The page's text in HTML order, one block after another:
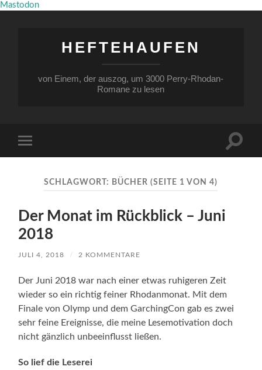
Mastodon
HEFTEHAUFEN
von Einem, der auszog, um 3000 Perry-Rhodan-
Romane zu lesen
Menü
SCHLAGWORT: BÜCHER (SEITE 1 VON 4)
Der Monat im Rückblick – Juni
2018
JULI 4, 2018 / 2 KOMMENTARE
Der Juni 2018 war nach einer etwas ruhigeren Zeit
wieder so ein richtig feiner Rhodanmonat. Mit dem
Finale von Olymp und dem GarchingCon gab es zwei
sehr feine Ereignisse, die meine Lesemotivation doch
nicht gänzlich unbeeinflusst ließen.
So lief die Leserei